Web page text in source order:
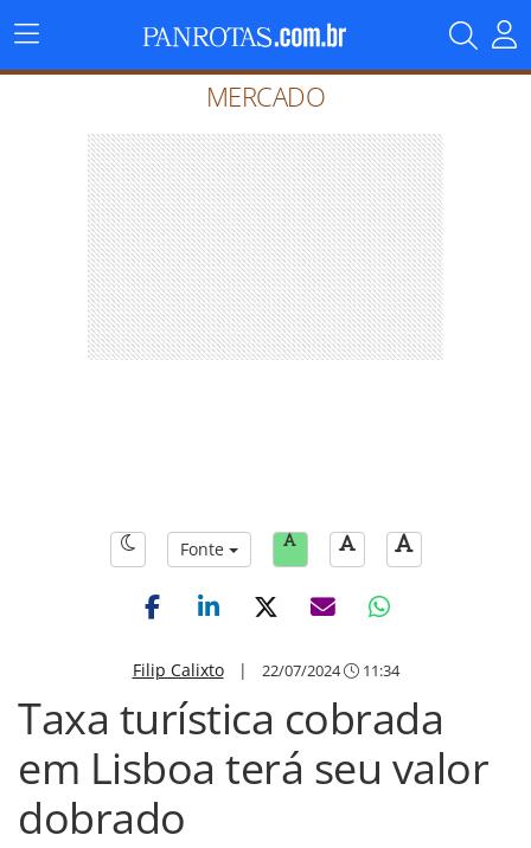
Menu
Principal
MERCADO
Fonte
Filip Calixto| 22/07/2024 11:34
Taxa turística cobrada
em Lisboa terá seu valor
dobrado